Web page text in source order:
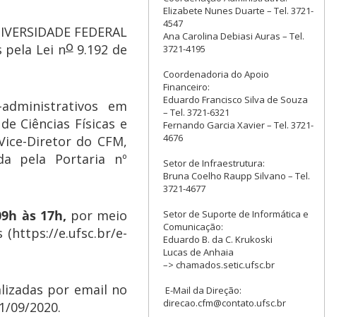
FEDERAL
pela Lei no9.192 de
em
Ciências Físicas e
Diretor do CFM,
pela Portaria nº
às 17h, por meio
(https://e.ufsc.br/e-
por email no
09/2020.
Elizabete Nunes Duarte – Tel. 3721-
4547
Ana Carolina Debiasi Auras – Tel.
3721-4195
Coordenadoria do Apoio
Financeiro:
Eduardo Francisco Silva de Souza
– Tel. 3721-6321
Fernando Garcia Xavier – Tel. 3721-
4676
Setor de Infraestrutura:
Bruna Coelho Raupp Silvano – Tel.
3721-4677
Setor de Suporte de Informática e
Comunicação:
Eduardo B. da C. Krukoski
Lucas de Anhaia
–> chamados.setic.ufsc.br
E-Mail da Direção:
direcao.cfm@contato.ufsc.br